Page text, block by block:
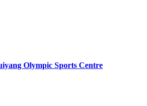
Olympic Sports Centre